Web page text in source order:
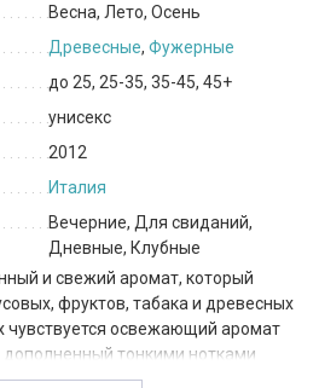
Весна, Лето, Осень
Древесные, Фужерные
до 25, 25-35, 35-45, 45+
унисекс
2012
Италия
Вечерние, Для свиданий,
Дневные, Клубные
и свежий аромат, который
фруктов, табака и древесных
чувствуется освежающий аромат
дополненный тонкими нотками
раскрывается насыщенный букет